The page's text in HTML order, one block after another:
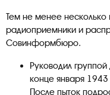
Тем не менее несколько
радиоприемники и
Совинформбюро.
Руководил
конце января
После пыток